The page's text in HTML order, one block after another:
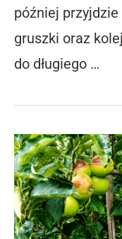
później
gruszki oraz
do długiego …